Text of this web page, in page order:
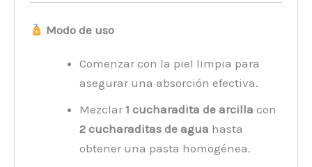
Modo de uso
Comenzar con la piel limpia para
asegurar una absorción efectiva.
Mezclar 1 cucharadita de arcilla con
2 cucharaditas de agua hasta
obtener una pasta homogénea.